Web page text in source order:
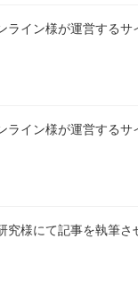
ライン様が運営する
ライン様が運営する
究様にて記事を執筆さ